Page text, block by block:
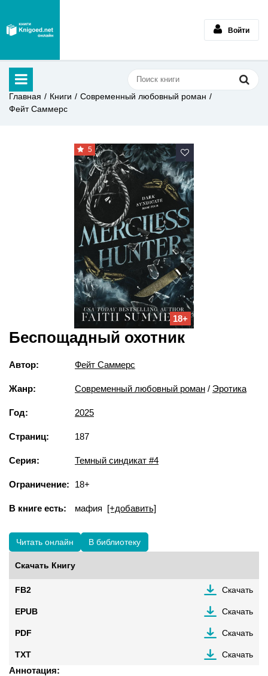
Войти
Главная Книги
Современный любовный роман
Фейт Саммерс
5
18+
Беспощадный охотник
Автор: Фейт Саммерс
Жанр: Современный любовный роман / Эротика
Год: 2025
Страниц: 187
Серия: Темный синдикат #4
Ограничение: 18+
В книге есть: мафия [+добавить]
Читать онлайн В библиотеку
Скачать Книгу
FB2 Скачать
EPUB Скачать
PDF Скачать
TXT Скачать
Аннотация: